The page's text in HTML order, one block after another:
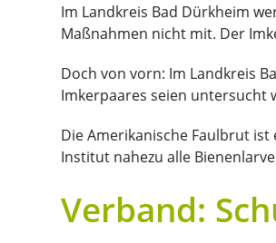
Im Landkreis Bad Dürkheim
Maßnahmen nicht mit. Der
Doch von vorn: Im Landkreis
Imkerpaares seien untersucht
Die Amerikanische Faulbrut
Institut nahezu alle
Verband: